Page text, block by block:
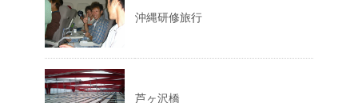
い
(
新
し
い
ウ
ン
ド
ウ
沖縄研修旅行
芦ヶ沢橋